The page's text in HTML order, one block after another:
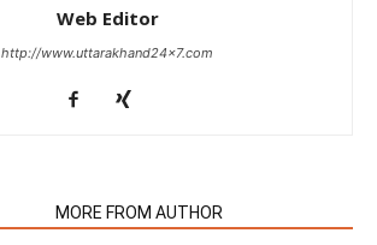
Web Editor
http://www.uttarakhand24x7.com
MORE FROM AUTHOR